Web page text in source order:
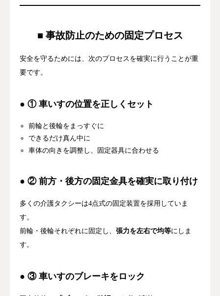
■ 事故防止のための固定プロセス
安全を守るためには、次のプロセスを確実に行うことが重
要です。
● ① 車いすの位置を正しくセット
前輪と後輪をまっすぐに
できるだけ真ん中に
車体の向きを調整し、固定器具に合わせる
● ② 前方・後方の固定金具を確実に取り付け
多くの介護タクシーは4点式の固定装置を採用していま
す。
前輪・後輪それぞれに固定し、 張力を左右で均等にしま
す。
● ③ 車いすのブレーキをロック